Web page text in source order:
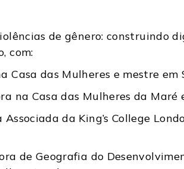
de gênero: construindo
com:
Casa das Mulheres e mestre em
na Casa das Mulheres da Maré
da King’s College
de Geografia do